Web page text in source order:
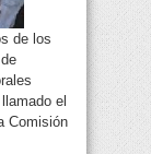
de los
el
Comisión